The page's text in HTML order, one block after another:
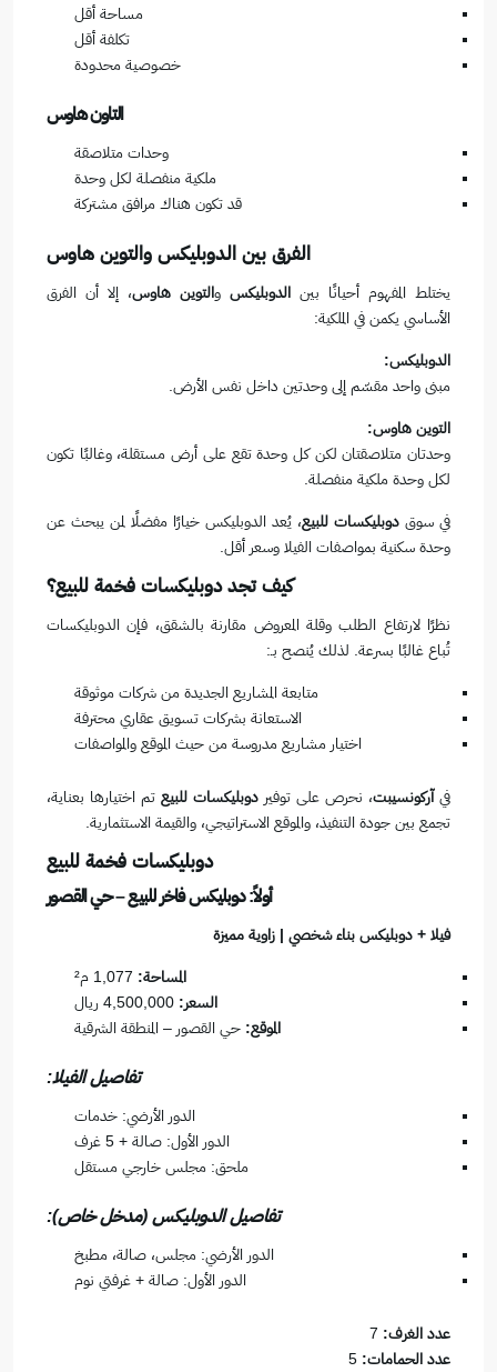
مساحة أقل
تكلفة أقل
خصوصية محدودة
التاون هاوس
وحدات متلاصقة
ملكية منفصلة لكل وحدة
قد تكون هناك مرافق مشتركة
الفرق بين الدوبليكس والتوين هاوس
يختلط المفهوم أحيانًا بين الدوبليكس والتوين هاوس ، إلا أن الفرق
الأساسي يكمن في الملكية:
الدوبليكس:
مبنى واحد مقسّم إلى وحدتين داخل نفس الأرض.
التوين هاوس:
وحدتان متلاصقتان لكن كل وحدة تقع على أرض مستقلة، وغالبًا تكون
لكل وحدة ملكية منفصلة.
في سوق دوبليكسات للبيع، يُعد الدوبليكس خيارًا مفضلًا لمن يبحث عن
وحدة سكنية بمواصفات الفيلا وسعر أقل.
كيف تجد دوبليكسات فخمة للبيع؟
نظرًا لارتفاع الطلب وقلة المعروض مقارنة بالشقق، فإن الدوبليكسات
تُباع غالبًا بسرعة. لذلك يُنصح بـ:
متابعة المشاريع الجديدة من شركات موثوقة
الاستعانة بشركات تسويق عقاري محترفة
اختيار مشاريع مدروسة من حيث الموقع والمواصفات
في آركونسيبت، نحرص على توفير دوبليكسات للبيعتم اختيارها بعناية،
تجمع بين جودة التنفيذ، والموقع الاستراتيجي، والقيمة الاستثمارية.
دوبليكسات فخمة للبيع
أولاً: دوبليكس فاخر للبيع – حي القصور
فيلا + دوبليكس بناء شخصي | زاوية مميزة
المساحة:1,077 م²
السعر:4,500,000 ريال
الموقع:حي القصور – المنطقة الشرقية
تفاصيل الفيلا:
الدور الأرضي: خدمات
الدور الأول: صالة + 5 غرف
ملحق: مجلس خارجي مستقل
تفاصيل الدوبليكس (مدخل خاص):
الدور الأرضي: مجلس، صالة، مطبخ
الدور الأول: صالة + غرفتي نوم
عدد الغرف:7
عدد الحمامات:5